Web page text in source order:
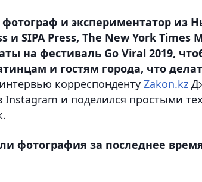
и экспериментатор из
и SIPA Press, The New York Times
на фестиваль Go Viral 2019,
и гостям города, что
корреспонденту Zakon.kz
Instagram и поделился простыми
фотография за последнее